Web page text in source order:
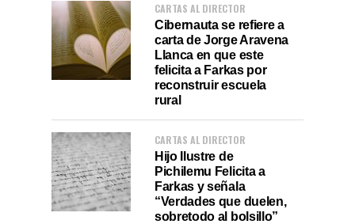
CARTAS AL DIRECTOR
Cibernauta se refiere a
carta de Jorge Aravena
Llanca en que este
felicita a Farkas por
reconstruir escuela
rural
CARTAS AL DIRECTOR
Hijo Ilustre de
Pichilemu Felicita a
Farkas y señala
“Verdades que duelen,
sobretodo al bolsillo”